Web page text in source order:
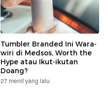
Tumbler Branded Ini Wara-
wiri di Medsos, Worth the
Hype atau Ikut-ikutan
Doang?
27 menit yang lalu